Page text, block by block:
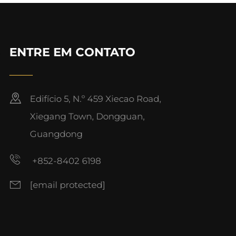
ENTRE EM CONTATO
Edifício 5, N.º 459 Xiecao Road,
Xiegang Town, Dongguan,
Guangdong
+852-8402 6198
[email protected]